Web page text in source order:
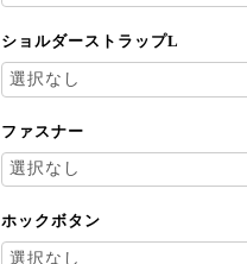
ショルダーストラップL
ファスナー
ホックボタン